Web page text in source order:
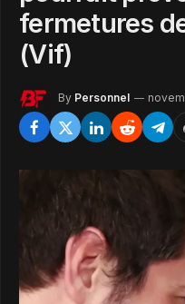
fermetures
(Vif)
By Personnel